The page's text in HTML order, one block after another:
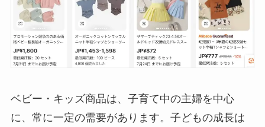
ベビー・キッズ商品は、子育て中の主婦を中心
に、常に一定の需要があります。子どもの成長は